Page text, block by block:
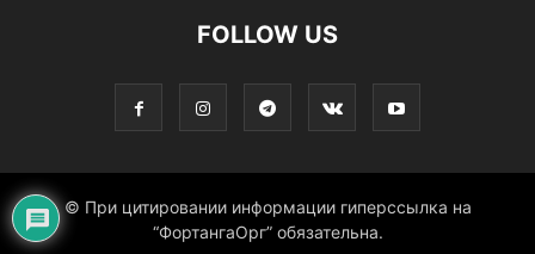
FOLLOW US
© При цитировании информации гиперссылка на
“ФортангаОрг” обязательна.